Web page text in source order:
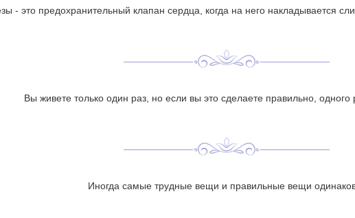
- это предохранительный клапан сердца, когда на него накладывается
Вы живете только один раз, но если вы это сделаете правильно, одного
Иногда самые трудные вещи и правильные вещи